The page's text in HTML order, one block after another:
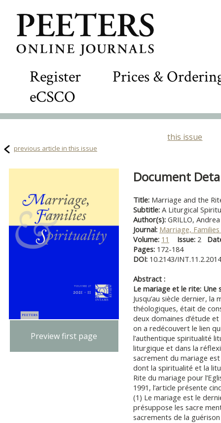
Register
Prices &
eCSCO
this issue
previous article in this issue
Preview first page
Document
Title: Marriage and the
Subtitle: A Liturgical
Author(s): GRILLO, Andrea
Journal: Marriage,
Volume: 11 Issue: 2
Pages: 172-184
DOI: 10.2143/
Abstract :
Le mariage et le rite:
Jusqu’au siècle dernier,
théologiques, était de
deux domaines d’étude
on a redécouvert le lien
l’authentique spiritualité
liturgique et dans la
sacrement du mariage
dont la spiritualité et la
Rite du mariage pour
1991, l’article présente
(1) Le mariage est le
présuppose les sacre
sacrements de la